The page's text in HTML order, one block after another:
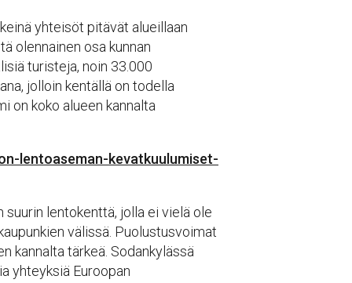
yhteisöt pitävät alueillaan
olennainen osa kunnan
turisteja, noin 33.000
jolloin kentällä on todella
on koko alueen kannalta
lentoaseman-kevatkuulumiset-
lentokenttä, jolla ei vielä ole
välissä. Puolustusvoimat
kannalta tärkeä. Sodankylässä
yhteyksiä Euroopan